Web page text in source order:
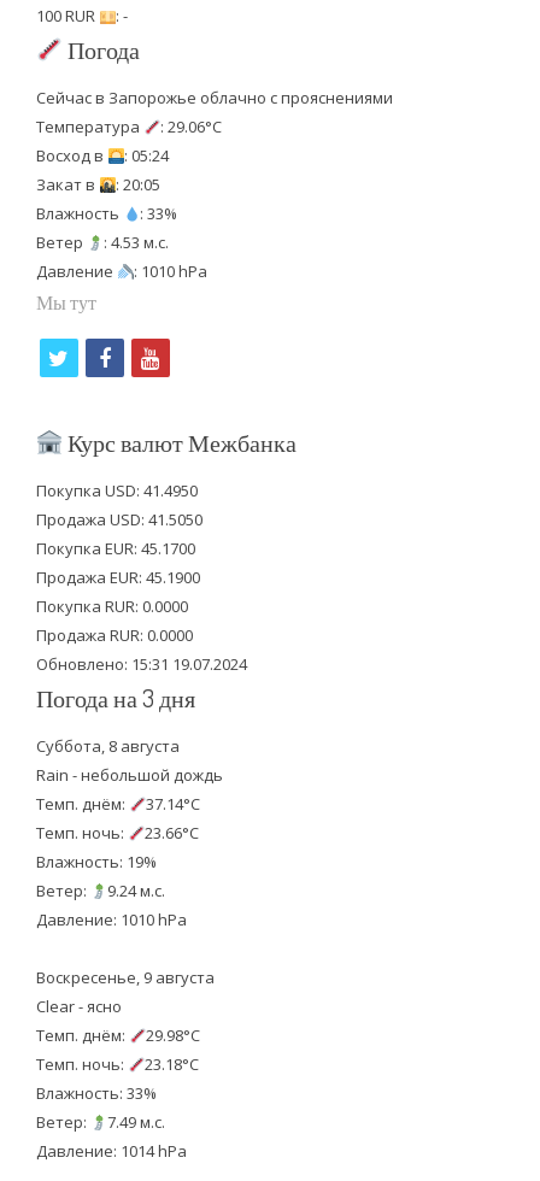
100 RUR
: -
Погода
Сейчас в Запорожье облачно с прояснениями
Температура
: 29.06°C
Восход в
: 05:24
Закат в
: 20:05
Влажность
: 33%
Ветер
: 4.53 м.с.
Давление
: 1010 hPa
Мы тут
i
t
e
r
f
c
b
o
o
k
y
u
u
b
e
Курс валют Межбанка
Покупка USD: 41.4950
Продажа USD: 41.5050
Покупка EUR: 45.1700
Продажа EUR: 45.1900
Покупка RUR: 0.0000
Продажа RUR: 0.0000
Обновлено: 15:31 19.07.2024
Погода на 3 дня
Суббота, 8 августа
Rain - небольшой дождь
Темп. днём:
37.14°C
Темп. ночь:
23.66°C
Влажность: 19%
Ветер:
9.24 м.с.
Давление: 1010 hPa
Воскресенье, 9 августа
Clear - ясно
Темп. днём:
29.98°C
Темп. ночь:
23.18°C
Влажность: 33%
Ветер:
7.49 м.с.
Давление: 1014 hPa